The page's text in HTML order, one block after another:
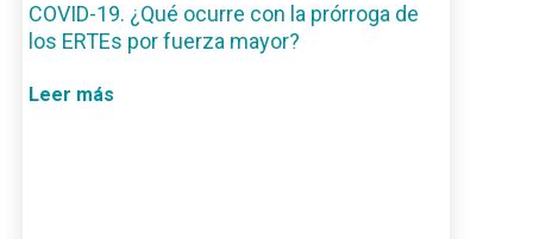
COVID-19. ¿Qué ocurre con la prórroga de
los ERTEs por fuerza mayor?
Leer más